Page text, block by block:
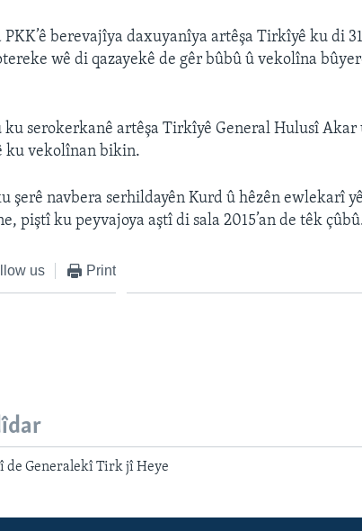
berevajîya daxuyanîya artêşa Tirkîyê ku di
wê di qazayekê de gêr bûbû û vekolîna
serokerkanê artêşa Tirkîyê General Hulusî Akar
ku vekolînan bikin.
şerê navbera serhildayên Kurd û hêzên ewlekarî
piştî ku peyvajoya aştî di sala 2015’an de têk
us Print
de Generalekî Tirk jî Heye